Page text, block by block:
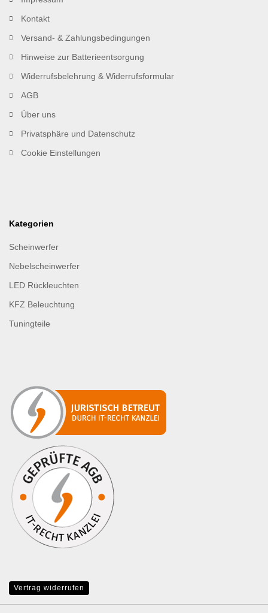
Kontakt
Versand- & Zahlungsbedingungen
Hinweise zur Batterieentsorgung
Widerrufsbelehrung & Widerrufsformular
AGB
Über uns
Privatsphäre und Datenschutz
Cookie Einstellungen
Kategorien
Scheinwerfer
Nebelscheinwerfer
LED Rückleuchten
KFZ Beleuchtung
Tuningteile
Vertrag widerrufen